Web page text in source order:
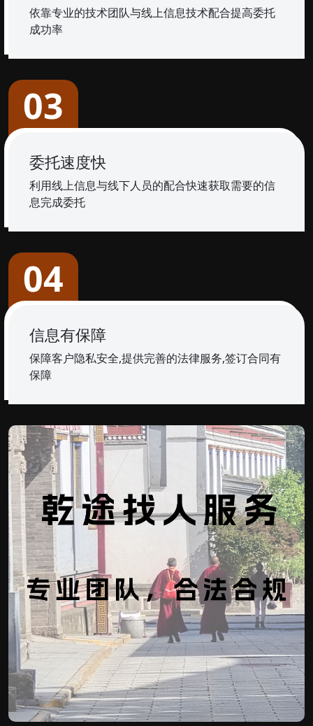
依靠专业的技术团队与线上信息技术配合提高委托
成功率
03
委托速度快
利用线上信息与线下人员的配合快速获取需要的信
息完成委托
04
信息有保障
保障客户隐私安全,提供完善的法律服务,签订合同有
保障